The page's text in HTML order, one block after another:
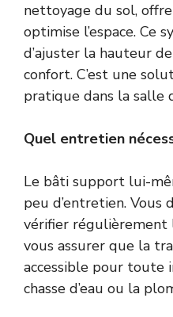
nettoyage du sol,
optimise l’espace. Ce
d’ajuster la hauteur
confort. C’est une
pratique dans la salle
Quel entretien
Le bâti support lui-
peu d’entretien. Vous
vérifier régulièrement
vous assurer que la
accessible pour toute
chasse d’eau ou la